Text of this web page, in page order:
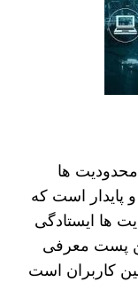
محدودیت ها
پایدار است که
ها ایستادگی
پست معرفی
کاربران است